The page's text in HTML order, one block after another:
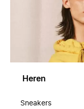
Heren
Sneakers